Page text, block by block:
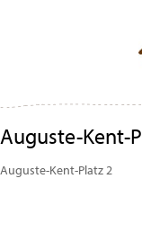
Auguste-Kent-
Auguste-Kent-Platz 2